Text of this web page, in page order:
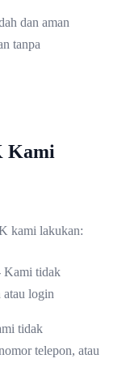
dan aman
tanpa
Kami
kami lakukan:
Kami tidak
atau login
tidak
telepon, atau